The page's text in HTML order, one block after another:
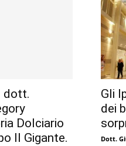
dott.
Dolciario
Il Gigante.
Gli
dei
Dott.